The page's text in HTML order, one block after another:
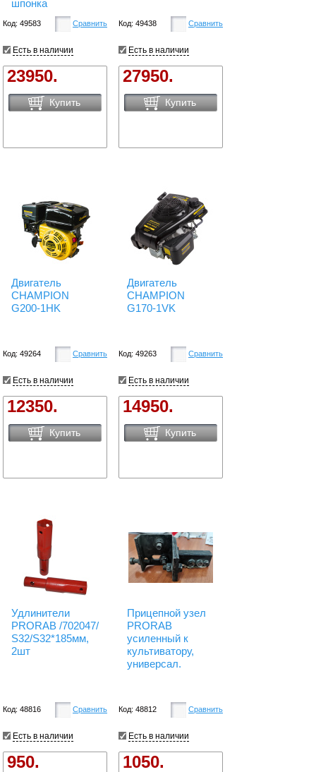
шпонка
Код: 49583 Сравнить
Есть в наличии
23950.
Купить
Код: 49438 Сравнить
Есть в наличии
27950.
Купить
Двигатель
CHAMPION
G200-1HK
Код: 49264 Сравнить
Есть в наличии
12350.
Купить
Двигатель
CHAMPION
G170-1VK
Код: 49263 Сравнить
Есть в наличии
14950.
Купить
Удлинители
PRORAB /702047/
S32/S32*185мм,
2шт
Код: 48816 Сравнить
Есть в наличии
950.
Прицепной узел
PRORAB
усиленный к
культиватору,
универсал.
Код: 48812 Сравнить
Есть в наличии
1050.